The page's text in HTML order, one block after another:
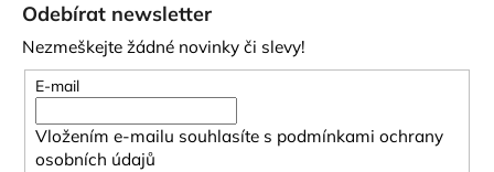
Odebírat newsletter
Nezmeškejte žádné novinky či slevy!
E-mail
Vložením e-mailu souhlasíte s podmínkami ochrany
osobních údajů